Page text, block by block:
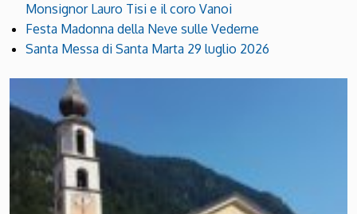
Monsignor Lauro Tisi e il coro Vanoi
Festa Madonna della Neve sulle Vederne
Santa Messa di Santa Marta 29 luglio 2026